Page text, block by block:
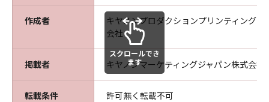
乙は本ソフトウエア製品に表示されているか又
はその動作時に表示される著作権表示、商標登
録等を除去したり、視認困難にすることは出来
ません。
乙は、本ソフトウエア製品に含まれるマニュア
ルを、甲の事前承認なく紙媒体、電子媒体の区
別なくコピーする事はできません。
作成者
キヤノンプロダクションプリンティングシ
会社
掲載者 キヤノンマーケティングジャパン株式会社
転載条件 許可無く転載不可
スクロールでき
ます